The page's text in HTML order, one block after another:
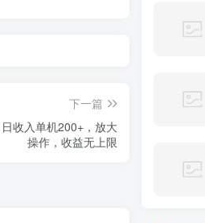
下一篇
收入单机200+，放大
操作，收益无上限